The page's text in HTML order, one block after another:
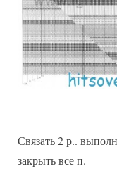
Связать 2 р..
закрыть все п.